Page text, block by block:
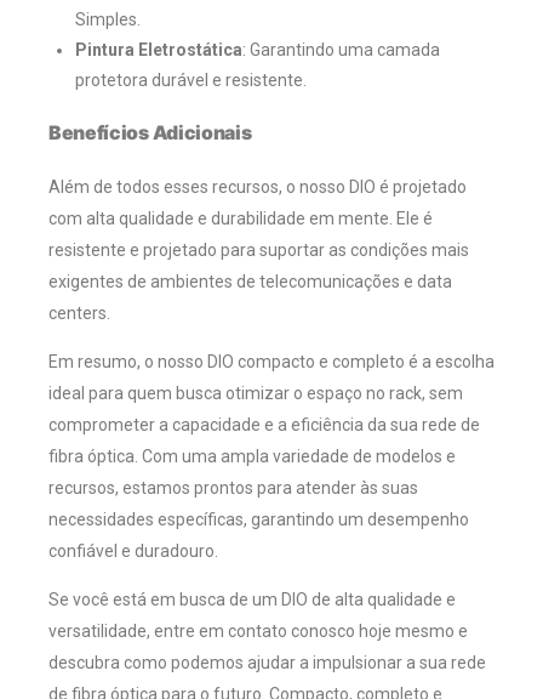
Simples.
Pintura Eletrostática: Garantindo uma camada
protetora durável e resistente.
Benefícios Adicionais
Além de todos esses recursos, o nosso DIO é projetado
com alta qualidade e durabilidade em mente. Ele é
resistente e projetado para suportar as condições mais
exigentes de ambientes de telecomunicações e data
centers.
Em resumo, o nosso DIO compacto e completo é a escolha
ideal para quem busca otimizar o espaço no rack, sem
comprometer a capacidade e a eficiência da sua rede de
fibra óptica. Com uma ampla variedade de modelos e
recursos, estamos prontos para atender às suas
necessidades específicas, garantindo um desempenho
confiável e duradouro.
Se você está em busca de um DIO de alta qualidade e
versatilidade, entre em contato conosco hoje mesmo e
descubra como podemos ajudar a impulsionar a sua rede
de fibra óptica para o futuro. Compacto, completo e